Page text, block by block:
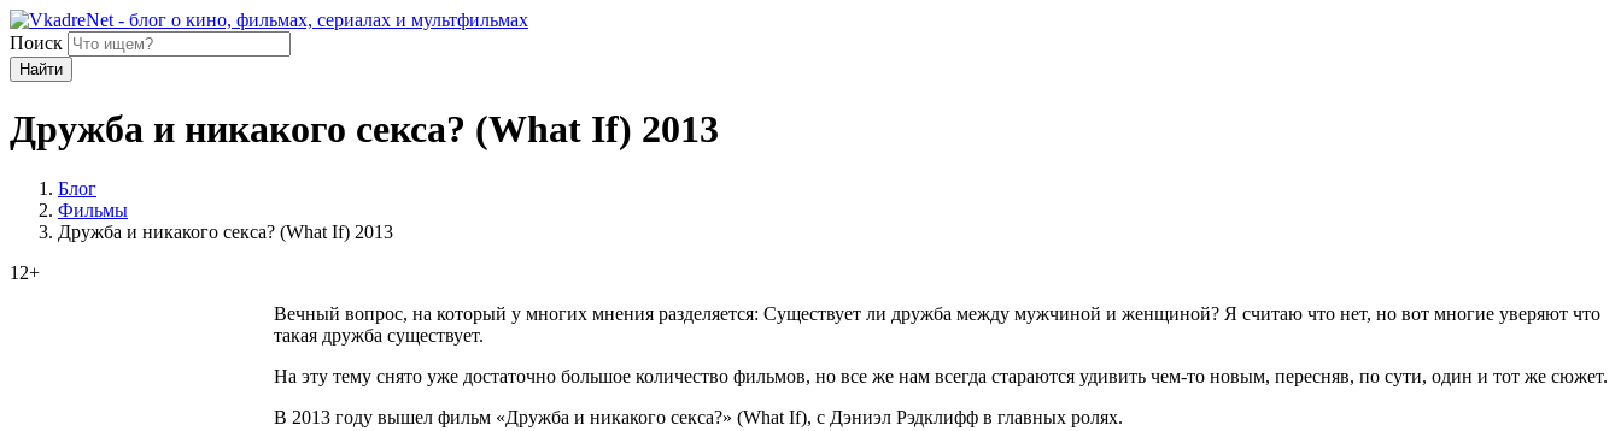
Поиск
Найти
Дружба и никакого секса? (What If) 2013
Блог
Фильмы
Дружба и никакого секса? (What If) 2013
12+
Вечный вопрос, на который у многих мнения разделяется: Существует ли дружба между мужчиной и женщиной? Я считаю что нет, но вот многие уверяют что
такая дружба существует.
На эту тему снято уже достаточно большое количество фильмов, но все же нам всегда стараются удивить чем-то новым, пересняв, по сути, один и тот же сюжет.
В 2013 году вышел фильм «Дружба и никакого секса?» (What If), с Дэниэл Рэдклифф в главных ролях.